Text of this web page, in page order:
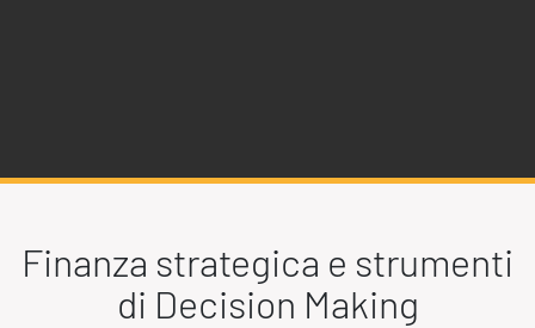
Finanza strategica e strumenti
di Decision Making